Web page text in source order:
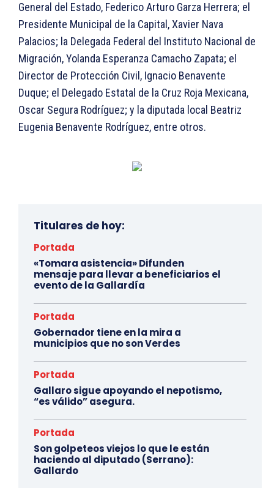
General del Estado, Federico Arturo Garza Herrera; el
Presidente Municipal de la Capital, Xavier Nava
Palacios; la Delegada Federal del Instituto Nacional de
Migración, Yolanda Esperanza Camacho Zapata; el
Director de Protección Civil, Ignacio Benavente
Duque; el Delegado Estatal de la Cruz Roja Mexicana,
Oscar Segura Rodríguez; y la diputada local Beatriz
Eugenia Benavente Rodríguez, entre otros.
Titulares de hoy:
Portada
«Tomara asistencia» Difunden
mensaje para llevar a beneficiarios el
evento de la Gallardía
Portada
Gobernador tiene en la mira a
municipios que no son Verdes
Portada
Gallaro sigue apoyando el nepotismo,
“es válido” asegura.
Portada
Son golpeteos viejos lo que le están
haciendo al diputado (Serrano):
Gallardo